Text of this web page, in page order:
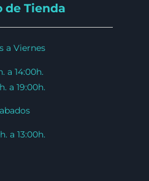
de Tienda
a Viernes
a 14:00h.
a 19:00h.
a 13:00h.